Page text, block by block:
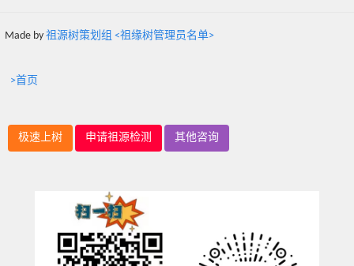
Made by 祖源树策划组 <祖缘树管理员名单>
>首页
极速上树 申请祖源检测 其他咨询